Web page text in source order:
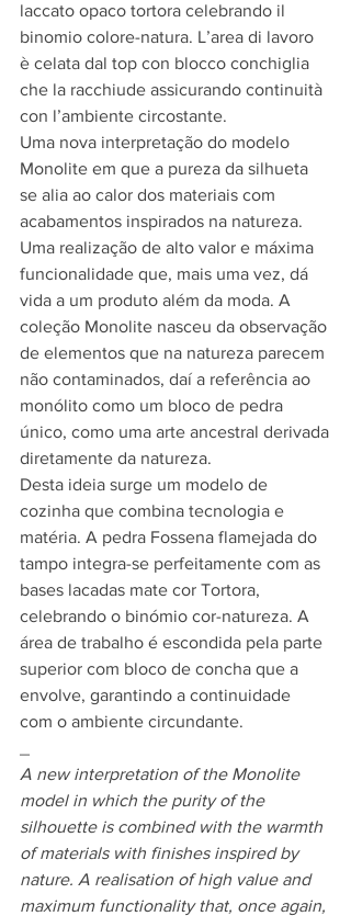
laccato opaco tortora celebrando il
binomio colore-natura. L’area di lavoro
è celata dal top con blocco conchiglia
che la racchiude assicurando continuità
con l’ambiente circostante.
Uma nova interpretação do modelo
Monolite em que a pureza da silhueta
se alia ao calor dos materiais com
acabamentos inspirados na natureza.
Uma realização de alto valor e máxima
funcionalidade que, mais uma vez, dá
vida a um produto além da moda. A
coleção Monolite nasceu da observação
de elementos que na natureza parecem
não contaminados, daí a referência ao
monólito como um bloco de pedra
único, como uma arte ancestral derivada
diretamente da natureza.
Desta ideia surge um modelo de
cozinha que combina tecnologia e
matéria. A pedra Fossena flamejada do
tampo integra-se perfeitamente com as
bases lacadas mate cor Tortora,
celebrando o binómio cor-natureza. A
área de trabalho é escondida pela parte
superior com bloco de concha que a
envolve, garantindo a continuidade
com o ambiente circundante.
A new interpretation of the Monolite
model in which the purity of the
silhouette is combined with the warmth
of materials with finishes inspired by
nature. A realisation of high value and
maximum functionality that, once again,